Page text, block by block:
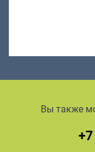
Вы также